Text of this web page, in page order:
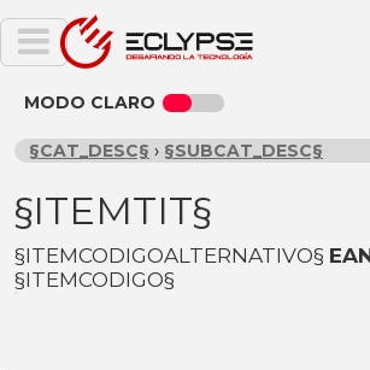
MODO CLARO
§CAT_DESC§ › §SUBCAT_DESC§
§ITEMTIT§
§ITEMCODIGOALTERNATIVO§
§ITEMCODIGO§